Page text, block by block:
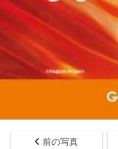
前の写真